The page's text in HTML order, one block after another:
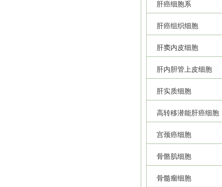
肝癌细胞系
肝癌组织细胞
肝窦内皮细胞
肝内胆管上皮细胞
肝实质细胞
高转移潜能肝癌细胞
宫颈癌细胞
骨骼肌细胞
骨髓瘤细胞